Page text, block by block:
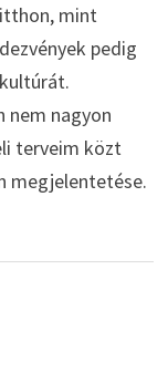
mint
pedig
nem nagyon
terveim közt
megjelentetése.